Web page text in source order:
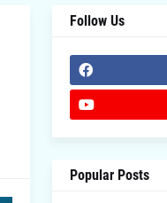
Follow Us
Popular Posts